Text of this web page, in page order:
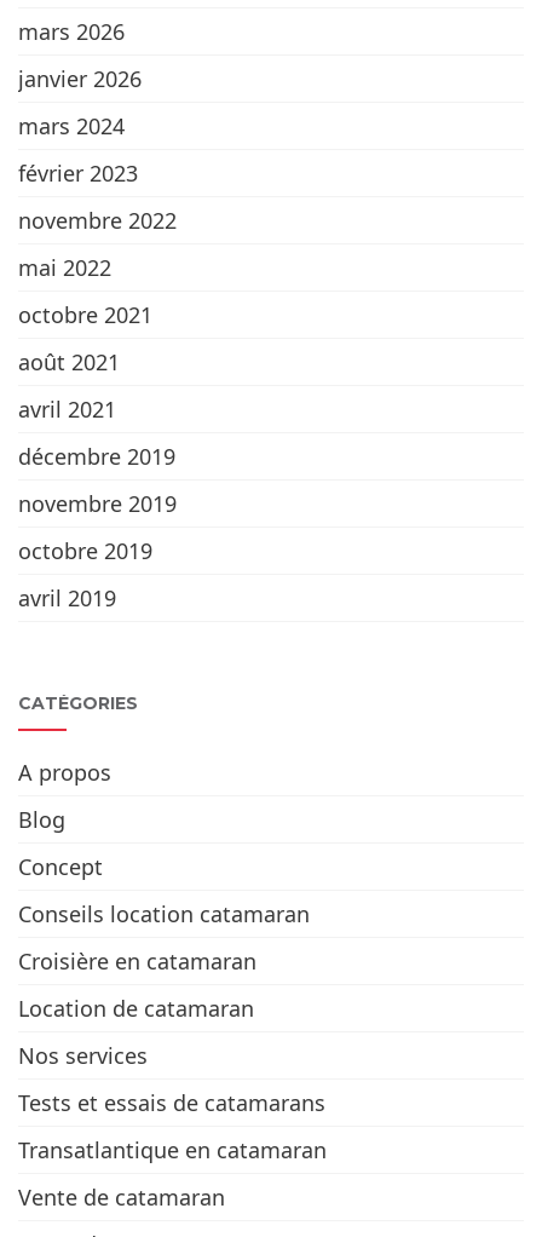
mars 2026
janvier 2026
mars 2024
février 2023
novembre 2022
mai 2022
octobre 2021
août 2021
avril 2021
décembre 2019
novembre 2019
octobre 2019
avril 2019
CATÉGORIES
A propos
Blog
Concept
Conseils location catamaran
Croisière en catamaran
Location de catamaran
Nos services
Tests et essais de catamarans
Transatlantique en catamaran
Vente de catamaran